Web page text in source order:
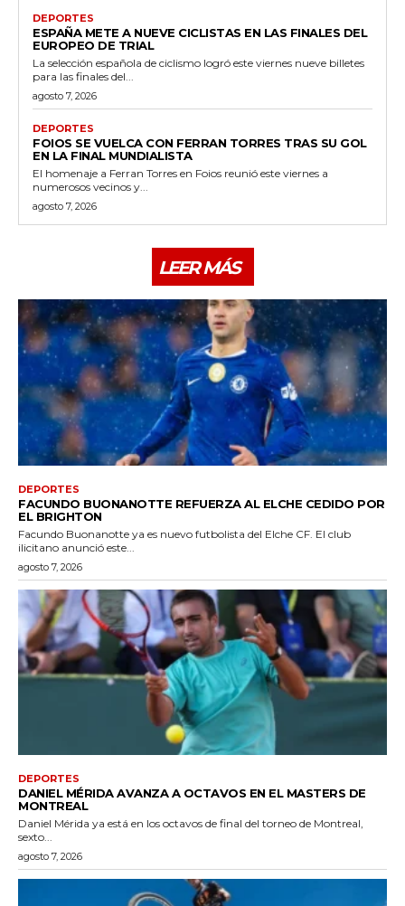
DEPORTES
ESPAÑA METE A NUEVE CICLISTAS EN LAS FINALES DEL
EUROPEO DE TRIAL
La selección española de ciclismo logró este viernes nueve billetes
para las finales del...
agosto 7, 2026
DEPORTES
FOIOS SE VUELCA CON FERRAN TORRES TRAS SU GOL
EN LA FINAL MUNDIALISTA
El homenaje a Ferran Torres en Foios reunió este viernes a
numerosos vecinos y...
agosto 7, 2026
LEER MÁS
DEPORTES
FACUNDO BUONANOTTE REFUERZA AL ELCHE CEDIDO POR
EL BRIGHTON
Facundo Buonanotte ya es nuevo futbolista del Elche CF. El club
ilicitano anunció este...
agosto 7, 2026
DEPORTES
DANIEL MÉRIDA AVANZA A OCTAVOS EN EL MASTERS DE
MONTREAL
Daniel Mérida ya está en los octavos de final del torneo de Montreal,
sexto...
agosto 7, 2026